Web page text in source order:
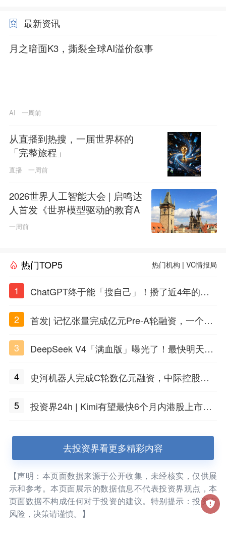
最新资讯
月之暗面K3，撕裂全球AI溢价叙事
AI 一周前
从直播到热搜，一届世界杯的
「完整旅程」
直播 一周前
2026世界人工智能大会 | 启鸣达
人首发《世界模型驱动的教育A
GI白皮书》
一周前
热门TOP5 热门机构 |VC情报局
1
ChatGPT终于能「搜自己」！攒了近4年的对
2
首发| 记忆张量完成亿元Pre-A轮融资，一个上
3
DeepSeek V4「满血版」曝光了！最快明天发
4
史河机器人完成C轮数亿元融资，中际控股领
5
投资界24h | Kimi有望最快6个月内港股上市；
去投资界看更多精彩内容
【声明：本页面数据来源于公开收集，未经核实，仅供展
示和参考。本页面展示的数据信息不代表投资界观点，本
页面数据不构成任何对于投资的建议。特别提示：投资有
风险，决策请谨慎。】